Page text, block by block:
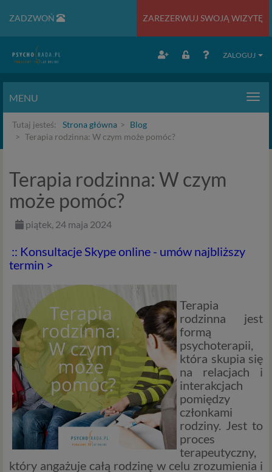
ZADZWOŃ ZAREZERWUJ SWOJĄ WIZYTĘ
ZALOGUJ
MENU
Tutaj jesteś: Strona główna
Blog
Terapia rodzinna: W czym może pomóc?
Terapia rodzinna: W czym
może pomóc?
piątek, 24 maja 2024
:: Konsultacje Skype online - umów najbliższy
termin >
Terapia
rodzinna jest
formą
psychoterapii,
która skupia się
na relacjach i
interakcjach
pomiędzy
członkami
rodziny. Jest to
proces
terapeutyczny,
który angażuje całą rodzinę w celu zrozumienia i